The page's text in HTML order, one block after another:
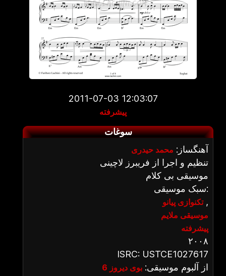
2011-07-03 12:03:07
پیشرفته
سوغات
آهنگساز: محمد حیدری
تنظیم و اجرا از فریبرز لاچینی
موسیقی بی کلام
سبک موسیقی:
تکنوازی پیانو,
موسیقی ملایم
پیشرفته
۲۰۰۸
ISRC: USTCE1027617
از آلبوم موسیقی: بوی دیروز 6